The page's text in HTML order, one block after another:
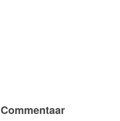
Commentaar